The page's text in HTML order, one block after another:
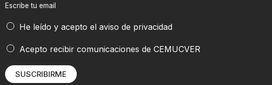
c
i
b
e
t
u
Escribe tu email
He leído y acepto elaviso de privacidad
t
t
u
Acepto recibir comunicaciones de CEMUCVER
SUSCRIBIRME